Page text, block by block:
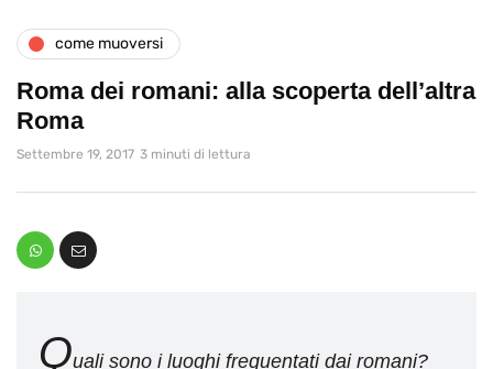
come muoversi
Roma dei romani: alla scoperta dell’altra
Roma
Settembre 19, 2017 3 minuti di lettura
Quali sono i luoghi frequentati dai romani?